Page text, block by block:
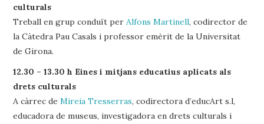
culturals
Treball en grup conduït per Alfons Martinell, codirector de
la Càtedra Pau Casals i professor emèrit de la Universitat
de Girona.
12.30 – 13.30 h Eines i mitjans educatius aplicats als
drets culturals
A càrrec de Mireia Tresserras, codirectora d’educArt s.l,
educadora de museus, investigadora en drets culturals i